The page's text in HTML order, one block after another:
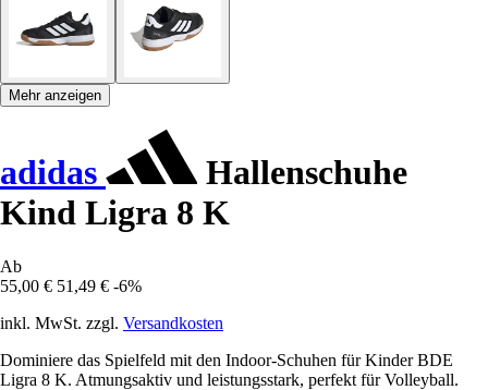
Mehr anzeigen
adidas
Hallenschuhe
Kind Ligra 8 K
Ab
55,00 € 51,49 € -6%
inkl. MwSt. zzgl. Versandkosten
Dominiere das Spielfeld mit den Indoor-Schuhen für Kinder BDE
Ligra 8 K. Atmungsaktiv und leistungsstark, perfekt für Volleyball.